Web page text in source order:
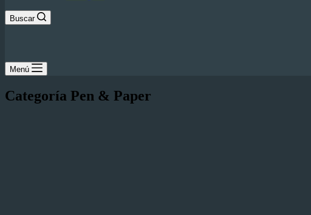
Buscar
Menú
Categoría Pen & Paper